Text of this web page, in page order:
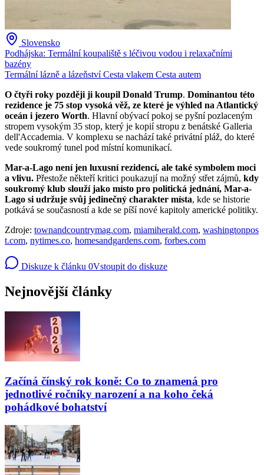
Slovensko
Podhájska: Termální koupaliště s léčivou vodou i relaxačními
bazény
Termální lázně a lázeňství Cesta vlakem Cesta autem
O čtyři roky později ji koupil Donald Trump. Dominantou této
rezidence je 75 stop vysoká věž, ze které je výhled na Atlantický
oceán i jezero Worth. Hlavní obývací pokoj se pyšní pozlaceným
stropem vysokým 35 stop, který je kopií stropu z benátské Galleria
dell'Accademia. V komplexu se nachází také privátní pláž, do které
vede soukromý tunel pod místní komunikací.
Mar-a-Lago není jen luxusní rezidencí, ale také symbolem moci
a vlivu. Přestože někteří kritici poukazují na možný střet zájmů, kdy
soukromý klub slouží jako místo pro politická jednání, Mar-a-
Lago si udržuje svůj jedinečný charakter místa, kde se historie
potkává se současností a kde se píší nové kapitoly americké politiky.
Zdroje: townandcountrymag.com, miamiherald.com, washingtonpos
t.com, nytimes.co, homesandgardens.com, forbes.com
Diskuze k článku 0Vstoupit do diskuze
Nejnovější články
Začíná čínský rok koně: Co to znamená pro
jednotlivé ročníky narození a na koho čeká
pohádkové bohatství